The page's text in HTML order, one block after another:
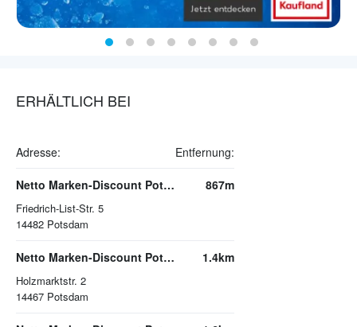
ERHÄLTLICH BEI
Adresse: Entfernung:
Netto Marken-Discount Potsdam
Friedrich-List-Str. 5
14482 Potsdam
867m
Netto Marken-Discount Potsdam
Holzmarktstr. 2
14467 Potsdam
1.4km